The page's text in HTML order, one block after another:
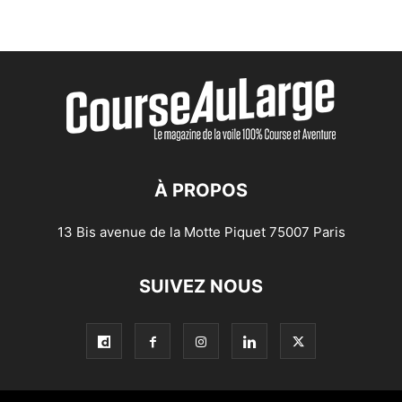
À PROPOS
13 Bis avenue de la Motte Piquet 75007 Paris
SUIVEZ NOUS